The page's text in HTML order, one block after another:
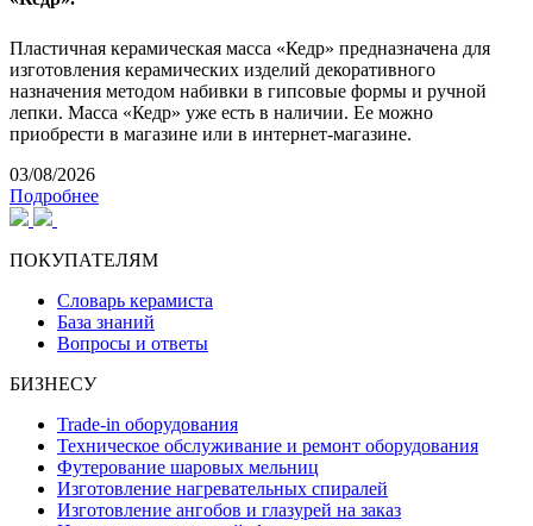
Пластичная керамическая масса «Кедр» предназначена для
изготовления керамических изделий декоративного
назначения методом набивки в гипсовые формы и ручной
лепки. Масса «Кедр» уже есть в наличии. Ее можно
приобрести в магазине или в интернет-магазине.
03/08/2026
Подробнее
ПОКУПАТЕЛЯМ
Словарь керамиста
База знаний
Вопросы и ответы
БИЗНЕСУ
Trade-in оборудования
Техническое обслуживание и ремонт оборудования
Футерование шаровых мельниц
Изготовление нагревательных спиралей
Изготовление ангобов и глазурей на заказ